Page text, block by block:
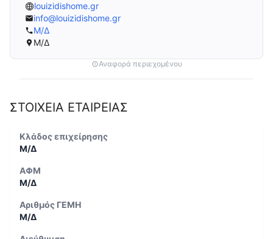
louizidishome.gr
info@louizidishome.gr
Μ/Δ
Μ/Δ
Αναφορά περιεχομένου
ΣΤΟΙΧΕΙΑ ΕΤΑΙΡΕΙΑΣ
Κλάδος επιχείρησης
Μ/Δ
ΑΦΜ
Μ/Δ
Αριθμός ΓΕΜΗ
Μ/Δ